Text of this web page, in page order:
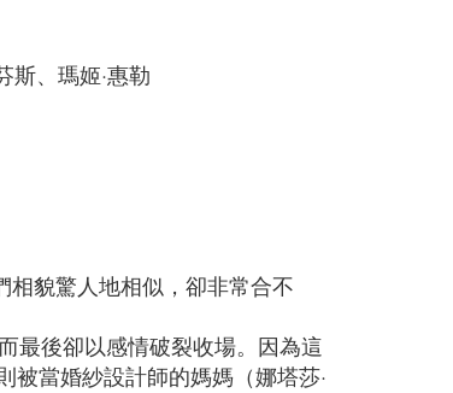
斯、瑪姬·惠勒
相貌驚人地相似，卻非常合不
最後卻以感情破裂收場。因為這
當婚紗設計師的媽媽（娜塔莎·